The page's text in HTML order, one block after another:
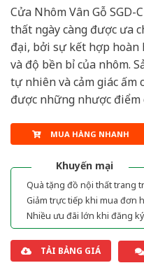
Cửa Nhôm Vân Gỗ
thất ngày càng được ưa
đại, bởi sự kết hợp hoàn
và độ bền bỉ của nhôm.
tự nhiên và cảm giác ấm
được những nhược điểm
MUA HÀNG NHANH
Khuyến mại
Quà tặng đồ nội thất trang
Giảm trực tiếp khi mua đơn
Nhiều ưu đãi lớn khi đăng
TẢI BẢNG GIÁ